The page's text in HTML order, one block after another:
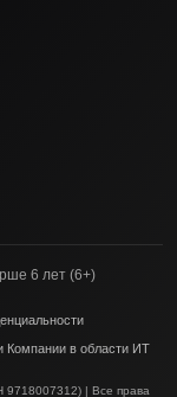
6 лет (6+)
Компании в области ИТ
| Все права